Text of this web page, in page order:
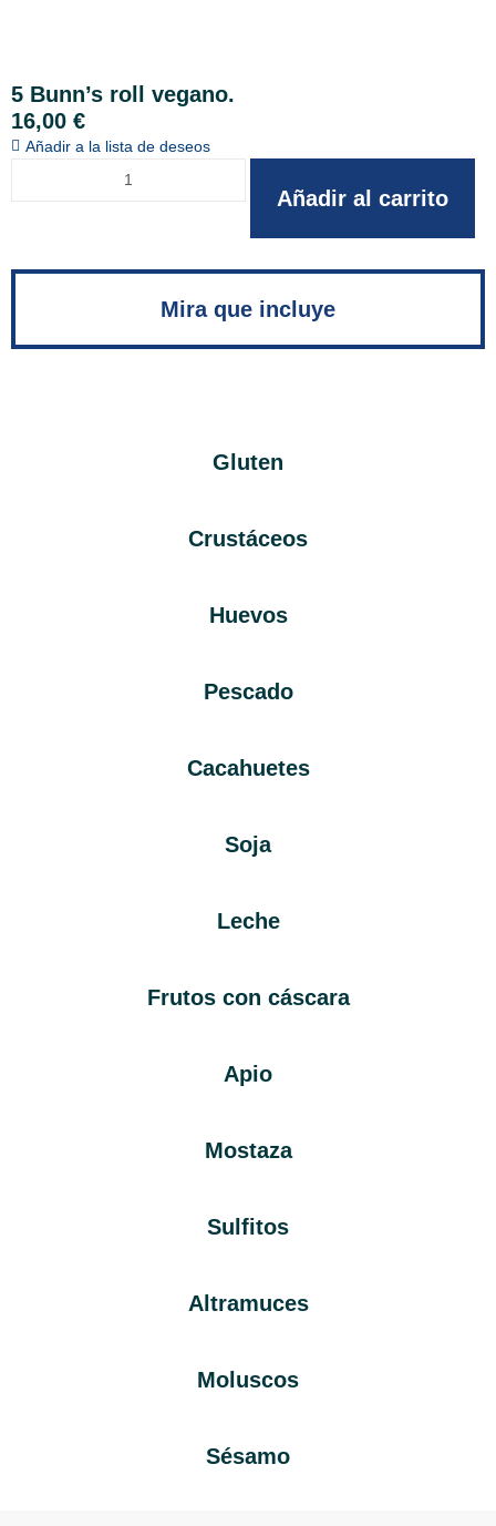
5 Bunn’s roll vegano.
16,00 €
Añadir a la lista de deseos
Añadir al carrito
Mira que incluye
Gluten
Crustáceos
Huevos
Pescado
Cacahuetes
Soja
Leche
Frutos con cáscara
Apio
Mostaza
Sulfitos
Altramuces
Moluscos
Sésamo